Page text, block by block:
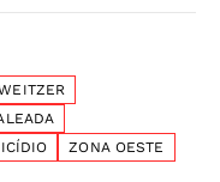
ZONA OESTE